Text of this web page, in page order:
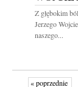
Z głębokim
Jerzego
naszego...
« poprzednie